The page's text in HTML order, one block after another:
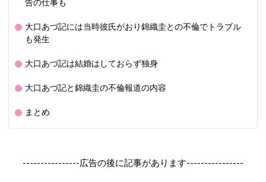
告の仕事も
大口あづ記には当時彼氏がおり錦織圭との不倫でトラブル
も発生
大口あづ記は結婚はしておらず独身
大口あづ記と錦織圭の不倫報道の内容
まとめ
----------------広告の後に記事があります----------------